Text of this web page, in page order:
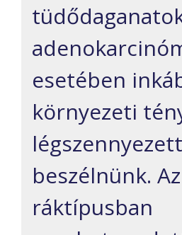
esetében
környezeti
beszélnünk.
ráktípusban